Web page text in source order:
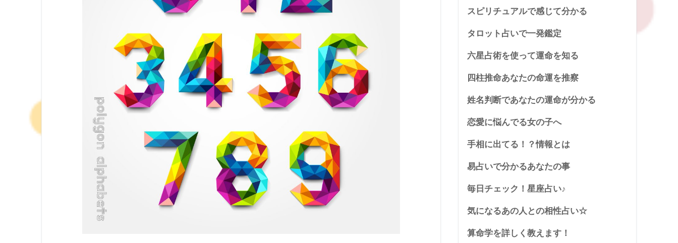
スピリチュアルで感じて分かる
タロット占いで一発鑑定
六星占術を使って運命を知る
四柱推命あなたの命運を推察
姓名判断であなたの運命が分かる
恋愛に悩んでる女の子へ
手相に出てる！？情報とは
易占いで分かるあなたの事
毎日チェック！星座占い♪
気になるあの人との相性占い☆
算命学を詳しく教えます！